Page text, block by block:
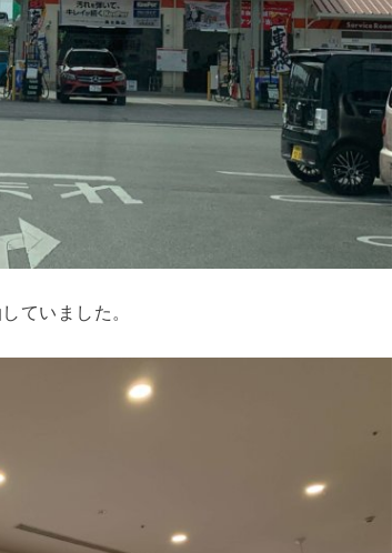
ていました。